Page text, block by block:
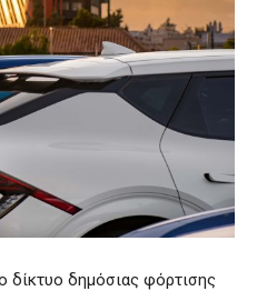
δίκτυο δημόσιας φόρτισης